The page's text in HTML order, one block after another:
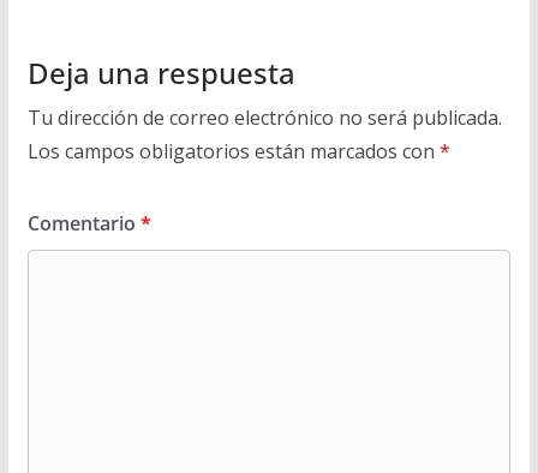
Deja una respuesta
Tu dirección de correo electrónico no será publicada.
Los campos obligatorios están marcados con *
Comentario *